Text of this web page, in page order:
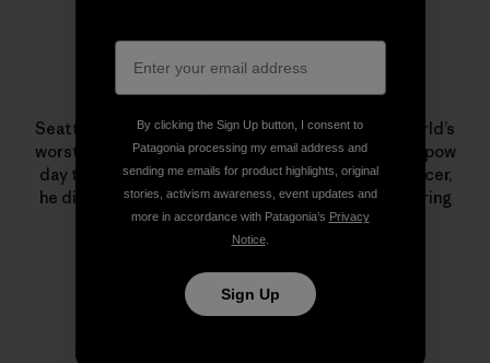
Chris Shalbot
Seattle-born, Cascade-raised and possibly the world’s
worst surfer, Chris Shalbot prefers a quiet, stormy pow
day to being in the ocean. A former downhill bike racer,
he ditched the competitive ranks in favor of exploring
what’s around the next bend.
By clicking the Sign Up button, I consent to
Patagonia processing my email address and
sending me emails for product highlights, original
stories, activism awareness, event updates and
more in accordance with Patagonia’s Privacy
Notice.
Sign Up